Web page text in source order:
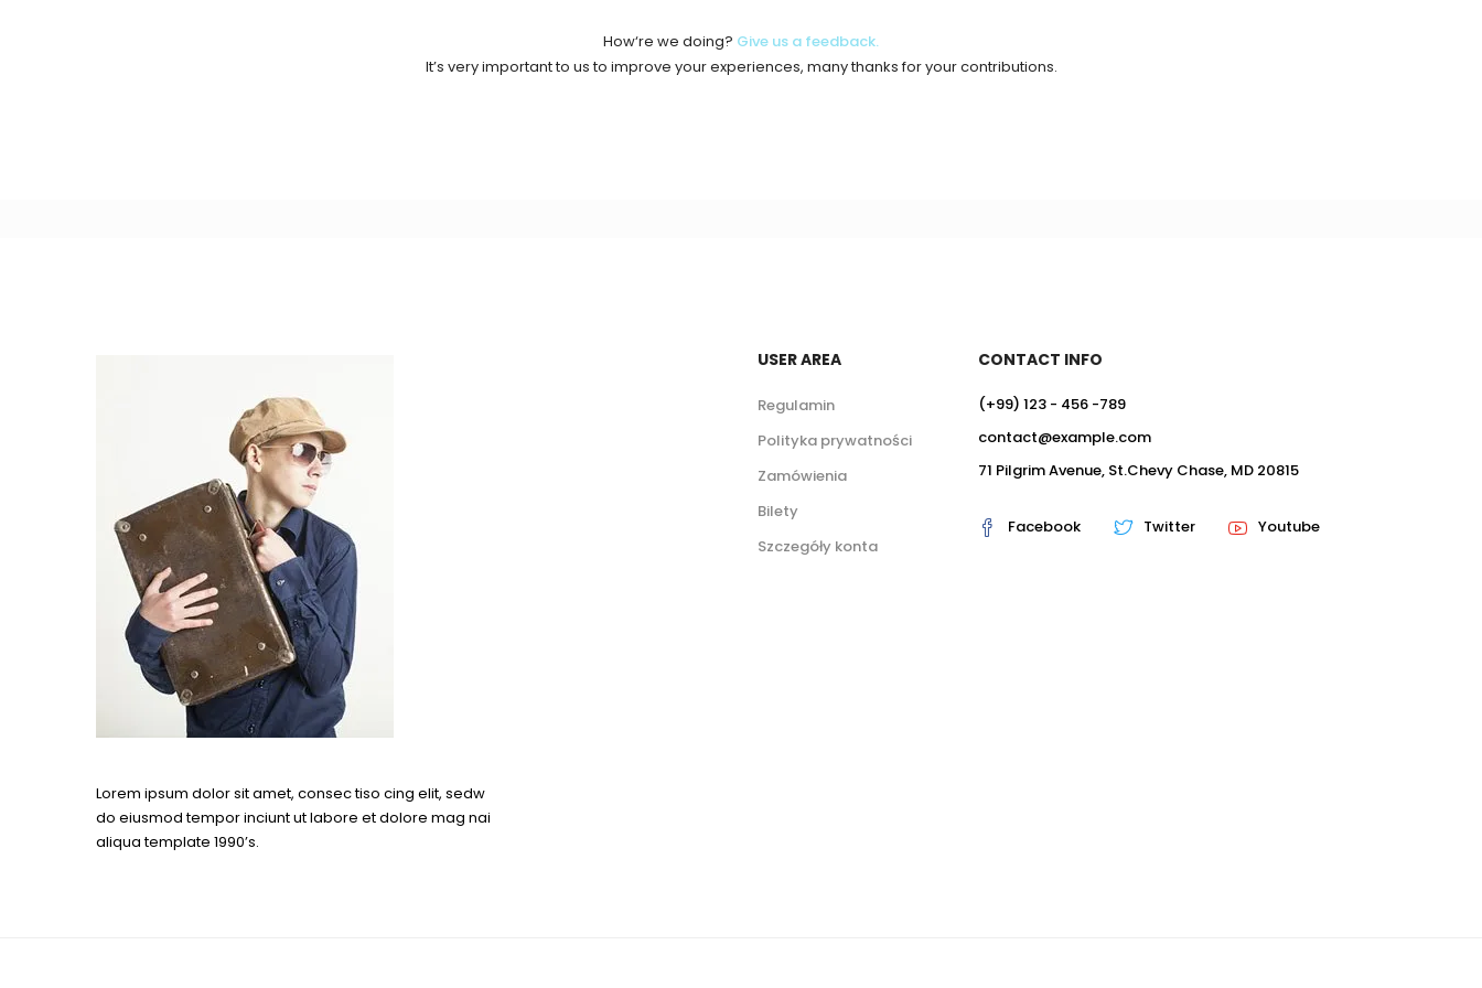
How‘re we doing? Give us a feedback.
It’s very important to us to improve your experiences, many thanks for your contributions.
Lorem ipsum dolor sit amet, consec tiso cing elit, sedw
do eiusmod tempor inciunt ut labore et dolore mag nai
aliqua template 1990’s.
USER AREA
Regulamin
Polityka prywatności
Zamówienia
Bilety
Szczegóły konta
CONTACT INFO
(+99) 123 - 456 -789
contact@example.com
71 Pilgrim Avenue, St.Chevy Chase, MD 20815
Facebook Twitter Youtube